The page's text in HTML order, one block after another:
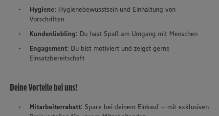
Hygiene: Hygienebewusstsein und Einhaltung von
Vorschriften
Kundenliebling: Du hast Spaß am Umgang mit Menschen
Engagement: Du bist motiviert und zeigst gerne
Einsatzbereitschaft
Deine Vorteile bei uns!
Mitarbeiterrabatt: Spare bei deinem Einkauf – mit exklusiven